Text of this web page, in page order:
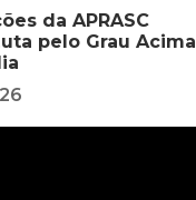
da APRASC
pelo Grau Acima